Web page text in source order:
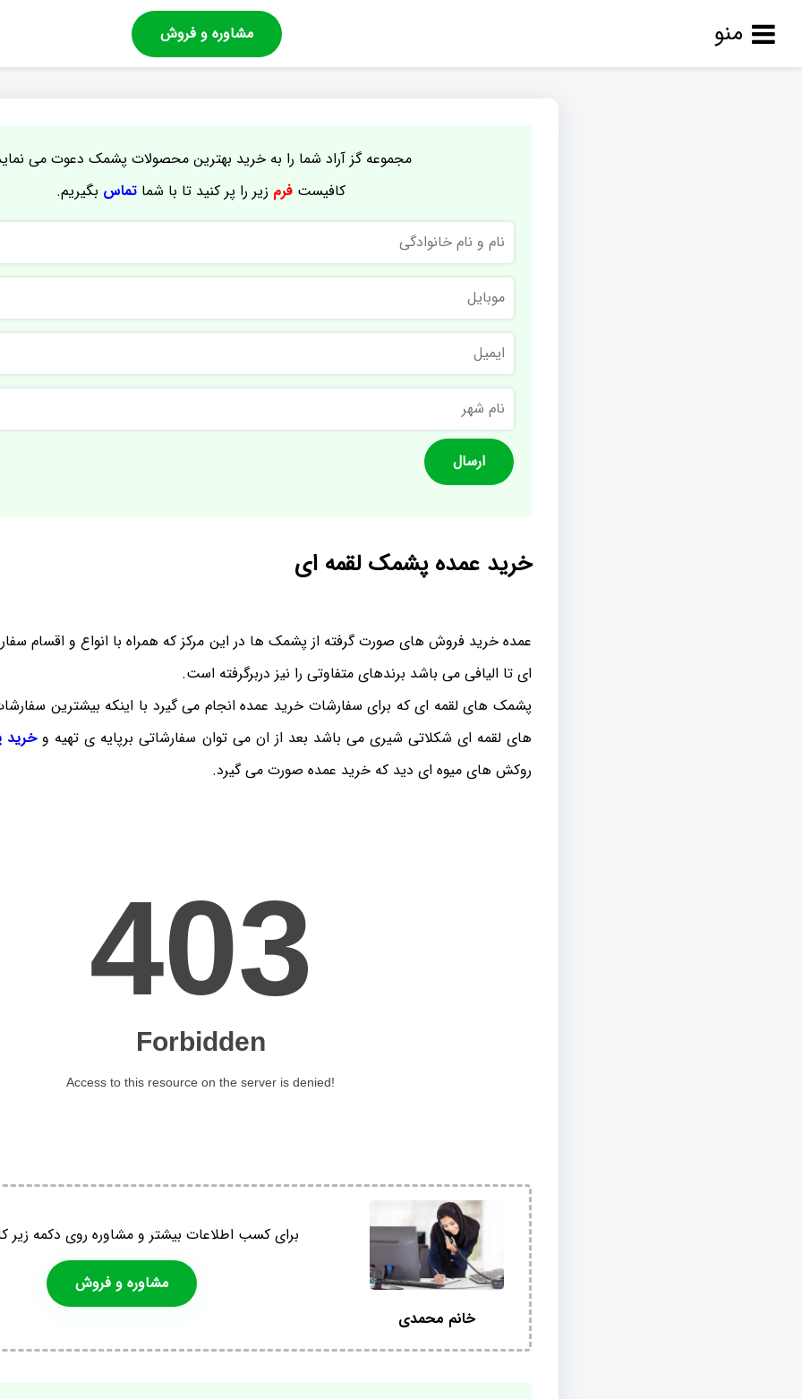
منو مشاوره و فروش
مجموعه گز آراد شما را به خرید بهترین محصولات پشمک دعوت می
کافیستفرم زیر را پر کنید تا با شماتماس بگیریم.
و
نام
خانوادگی
موبایل
ایمیل
نام
شهر
خرید عمده پشمک لقمه ای
عمده خرید فروش های صورت گرفته از پشمک ها در این مرکز که همراه با انواع و اقسام
ای تا الیافی می باشد برندهای متفاوتی را نیز دربرگرفته است.
پشمک های لقمه ای که برای سفارشات خرید عمده انجام می گیرد با اینکه بیشترین
های لقمه ای شکلاتی شیری می باشد بعد از ان می توان سفارشاتی برپایه ی تهیه و
روکش های میوه ای دید که خرید عمده صورت می گیرد.
خانم محمدی
برای کسب اطلاعات بیشتر و مشاوره روی دکمه زیر
مشاوره و فروش